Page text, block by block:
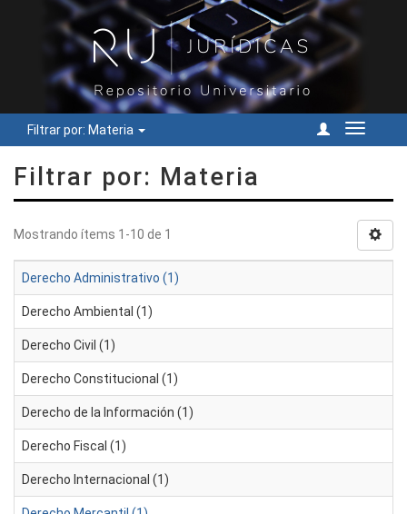
Filtrar por: Materia
Cambiar
Filtrar por: Materia
Mostrando ítems 1-10 de 1
Derecho Administrativo (1)
Derecho Ambiental (1)
Derecho Civil (1)
Derecho Constitucional (1)
Derecho de la Información (1)
Derecho Fiscal (1)
Derecho Internacional (1)